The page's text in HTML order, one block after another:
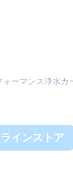
ーマンス浄水カ
インストア